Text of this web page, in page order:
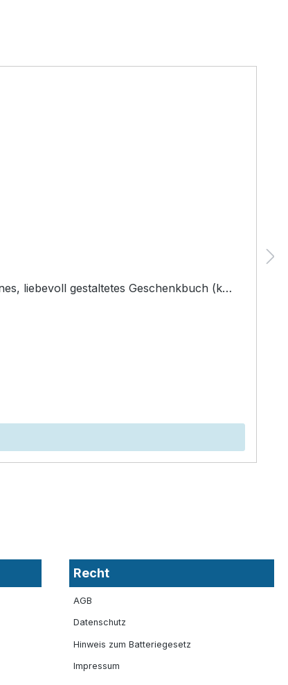
liebevoll gestaltetes Geschenkbuch (k…
Recht
AGB
Datenschutz
Hinweis zum Batteriegesetz
Impressum